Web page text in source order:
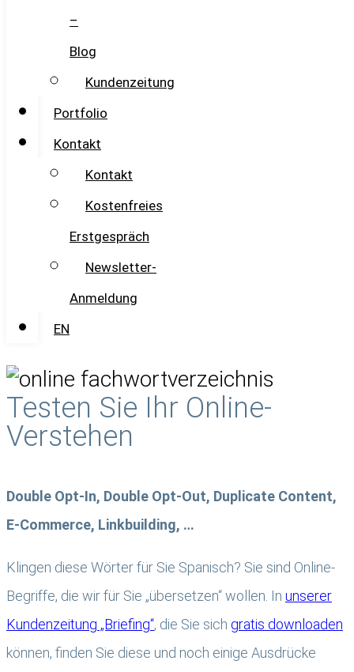
–
Blog
Kundenzeitung
Portfolio
Kontakt
Kontakt
Kostenfreies
Erstgespräch
Newsletter-
Anmeldung
EN
Testen Sie Ihr Online-
Verstehen
Double Opt-In, Double Opt-Out, Duplicate Content,
E-Commerce, Linkbuilding, …
Klingen diese Wörter für Sie Spanisch? Sie sind Online-
Begriffe, die wir für Sie „übersetzen“ wollen. In unserer
Kundenzeitung „Briefing“, die Sie sich gratis downloaden
können, finden Sie diese und noch einige Ausdrücke